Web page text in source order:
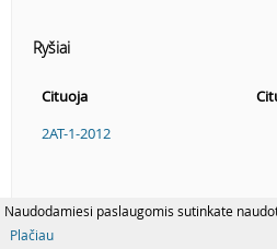
Naudodamiesi paslaugomis sutinkate
Plačiau
Ryšiai
Cituoja
2AT-1-2012